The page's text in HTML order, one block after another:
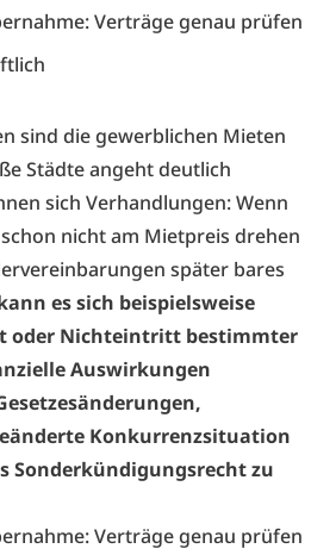
Verträge genau prüfen
sind die gewerblichen Mieten
Städte angeht deutlich
sich Verhandlungen: Wenn
nicht am Mietpreis drehen
später bares
es sich beispielsweise
oder Nichteintritt bestimmter
Auswirkungen
Konkurrenzsituation
Sonderkündigungsrecht zu
Verträge genau prüfen